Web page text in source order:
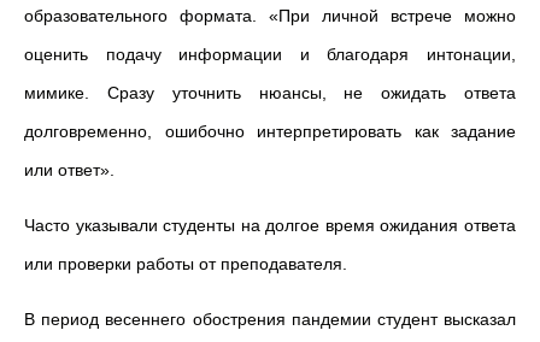
образовательного формата. «При личной встрече можно
оценить подачу информации и благодаря интонации,
мимике. Сразу уточнить нюансы, не ожидать ответа
долговременно, ошибочно интерпретировать как задание
или ответ».
Часто указывали студенты на долгое время ожидания ответа
или проверки работы от преподавателя.
В период весеннего обострения пандемии студент высказал